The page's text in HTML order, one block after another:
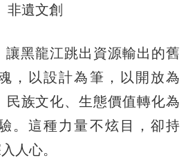
非遺文創
讓黑龍江跳出資源輸出的舊
，以設計為筆，以開放為
民族文化、生態價值轉化為
。這種力量不炫目，卻持
人心。